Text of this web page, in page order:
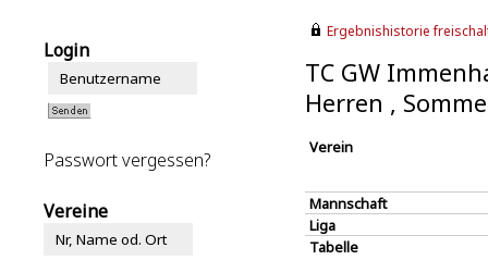
Login
Passwort vergessen?
Vereine
Ergebnishistorie
TC GW
Herren ,
Verein
Mannschaft
Liga
Tabelle